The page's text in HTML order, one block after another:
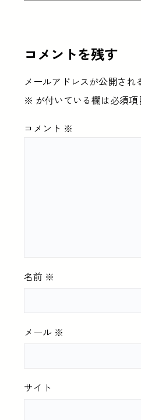
コメントを残す
メールアドレスが公開され
※ が付いている欄は必須項
コメント ※
名前 ※
メール ※
サイト